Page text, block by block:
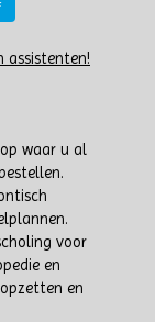
assistenten!
waar u al
voor
en
en